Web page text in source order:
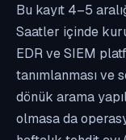
Bu kayıt 4–5
Saatler içinde
EDR ve SIEM
tanımlanması ve
dönük arama
olmasa da